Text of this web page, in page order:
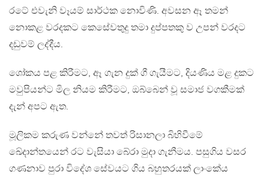
රටේ එවැනි වෑයම් සාර්ථක නොවිණි. අවසන ඈ තමන්
නොකළ වරදකට කෙසේවතුදු තමා දුප්පතකු ව උපන් වරදට
දඩුවම් ලද්දීය.
ශෝකය පළ කිරීමට, ඈ ගැන දුක් ගී ගැයීමට, දියණිය මළ දුකට
මවුපියන්ට මිල නියම කිරීමට, ඔබ්බෙන් වූ සමාජ වගකීමක්
දැන් අපට ඇත.
මූලිකම කරුණ වන්නේ තවත් රිසානලා බිහිවීමේ
‍ඛේදාන්තයෙන් රට වැසියා බේරා මුදා ගැනීමය. පසුගිය වසර
ගණනාව පුරා විදේශ සේවයට ගිය බහුතරයක් ලාංකේය